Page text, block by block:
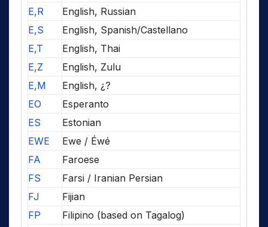
E,R
English, Russian
E,S
English, Spanish/Castellano
E,T
English, Thai
E,Z
English, Zulu
E,M
English, ¿?
EO
Esperanto
ES
Estonian
EWE
Ewe / Éwé
FA
Faroese
FS
Farsi / Iranian Persian
FJ
Fijian
FP
Filipino (based on Tagalog)